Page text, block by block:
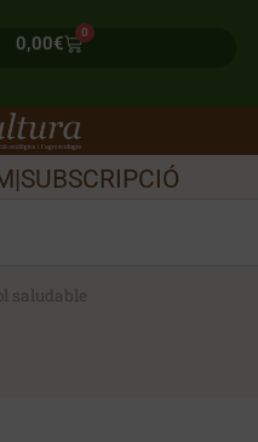
0,00€
0
|SUBSCRIPCIÓ
saludable